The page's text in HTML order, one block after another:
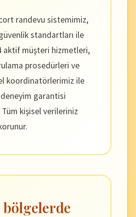
randevu sistemimiz,
standartları ile
aktif müşteri hizmetleri,
prosedürleri ve
koordinatörlerimiz ile
garantisi
Tüm kişisel verileriniz